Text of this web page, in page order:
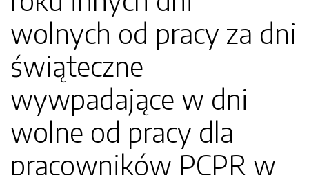
wolnych od pracy za dni
świąteczne
wywpadające w dni
wolne od pracy dla
pracowników PCPR w